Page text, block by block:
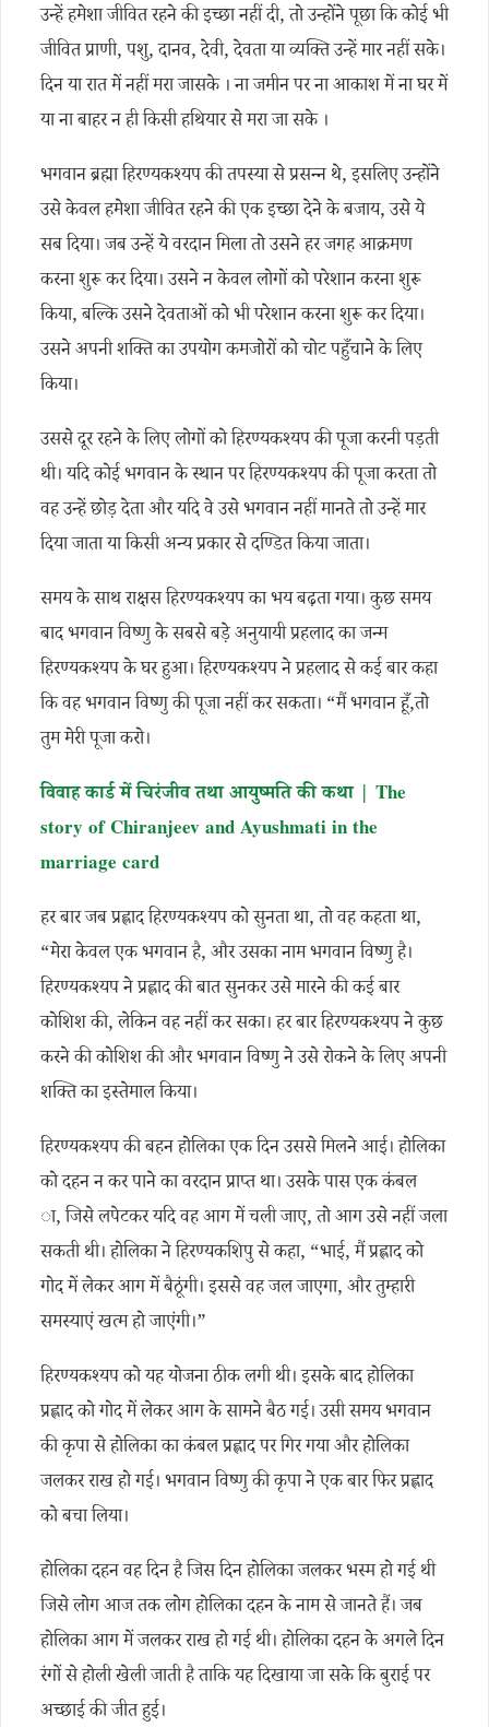
उन्हें हमेशा जीवित रहने की इच्छा नहीं दी, तो उन्होंने पूछा कि कोई भी
जीवित प्राणी, पशु, दानव, देवी, देवता या व्यक्ति उन्हें मार नहीं सके।
दिन या रात में नहीं मरा जासके । ना जमीन पर ना आकाश में ना घर में
या ना बाहर न ही किसी हथियार से मरा जा सके ।
भगवान ब्रह्मा हिरण्यकश्यप की तपस्या से प्रसन्न थे, इसलिए उन्होंने
उसे केवल हमेशा जीवित रहने की एक इच्छा देने के बजाय, उसे ये
सब दिया। जब उन्हें ये वरदान मिला तो उसने हर जगह आक्रमण
करना शुरू कर दिया। उसने न केवल लोगों को परेशान करना शुरू
किया, बल्कि उसने देवताओं को भी परेशान करना शुरू कर दिया।
उसने अपनी शक्ति का उपयोग कमजोरों को चोट पहुँचाने के लिए
किया।
उससे दूर रहने के लिए लोगों को हिरण्यकश्यप की पूजा करनी पड़ती
थी। यदि कोई भगवान के स्थान पर हिरण्यकश्यप की पूजा करता तो
वह उन्हें छोड़ देता और यदि वे उसे भगवान नहीं मानते तो उन्हें मार
दिया जाता या किसी अन्य प्रकार से दण्डित किया जाता।
समय के साथ राक्षस हिरण्यकश्यप का भय बढ़ता गया। कुछ समय
बाद भगवान विष्णु के सबसे बड़े अनुयायी प्रहलाद का जन्म
हिरण्यकश्यप के घर हुआ। हिरण्यकश्यप ने प्रहलाद से कई बार कहा
कि वह भगवान विष्णु की पूजा नहीं कर सकता। “मैं भगवान हूँ,तो
तुम मेरी पूजा करो।
विवाह कार्ड में चिरंजीव तथा आयुष्मति की कथा | The
story of Chiranjeev and Ayushmati in the
marriage card
हर बार जब प्रह्लाद हिरण्यकश्यप को सुनता था, तो वह कहता था,
“मेरा केवल एक भगवान है, और उसका नाम भगवान विष्णु है।
हिरण्यकश्यप ने प्रह्लाद की बात सुनकर उसे मारने की कई बार
कोशिश की, लेकिन वह नहीं कर सका। हर बार हिरण्यकश्यप ने कुछ
करने की कोशिश की और भगवान विष्णु ने उसे रोकने के लिए अपनी
शक्ति का इस्तेमाल किया।
हिरण्यकश्यप की बहन होलिका एक दिन उससे मिलने आई। होलिका
को दहन न कर पाने का वरदान प्राप्त था। उसके पास एक कंबल
ा, जिसे लपेटकर यदि वह आग में चली जाए, तो आग उसे नहीं जला
सकती थी। होलिका ने हिरण्यकशिपु से कहा, “भाई, मैं प्रह्लाद को
गोद में लेकर आग में बैठूंगी। इससे वह जल जाएगा, और तुम्हारी
समस्याएं खत्म हो जाएंगी।”
हिरण्यकश्यप को यह योजना ठीक लगी थी। इसके बाद होलिका
प्रह्लाद को गोद में लेकर आग के सामने बैठ गई। उसी समय भगवान
की कृपा से होलिका का कंबल प्रह्लाद पर गिर गया और होलिका
जलकर राख हो गई। भगवान विष्णु की कृपा ने एक बार फिर प्रह्लाद
को बचा लिया।
होलिका दहन वह दिन है जिस दिन होलिका जलकर भस्म हो गई थी
जिसे लोग आज तक लोग होलिका दहन के नाम से जानते हैं। जब
होलिका आग में जलकर राख हो गई थी। होलिका दहन के अगले दिन
रंगों से होली खेली जाती है ताकि यह दिखाया जा सके कि बुराई पर
अच्छाई की जीत हुई।